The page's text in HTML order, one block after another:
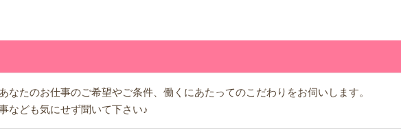
なたのお仕事のご希望やご条件、働くにあたってのこだわりをお伺いします。
なども気にせず聞いて下さい♪